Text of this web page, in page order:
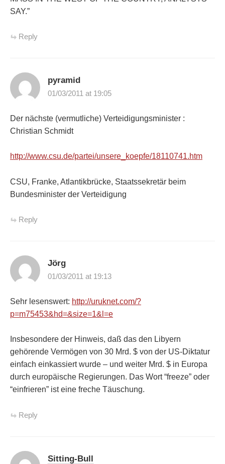
SAY.”
Reply
pyramid
01/03/2011 at 19:05
Der nächste (vermutliche) Verteidigungsminister :
Christian Schmidt
http://www.csu.de/partei/unsere_koepfe/18110741.htm
CSU, Franke, Atlantikbrücke, Staatssekretär beim
Bundesminister der Verteidigung
Reply
Jörg
01/03/2011 at 19:13
Sehr lesenswert: http://uruknet.com/?
p=m75453&hd=&size=1&l=e
Insbesondere der Hinweis, daß das den Libyern
gehörende Vermögen von 30 Mrd. $ von der US-Diktatur
einfach einkassiert wurde – und weiter Mrd. $ in Europa
durch europäische Regierungen. Das Wort “freeze” oder
“einfrieren” ist eine freche Täuschung.
Reply
Sitting-Bull